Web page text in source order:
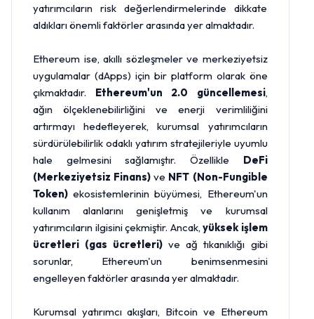
yatırımcıların risk değerlendirmelerinde dikkate
aldıkları önemli faktörler arasında yer almaktadır.
Ethereum ise, akıllı sözleşmeler ve merkeziyetsiz
uygulamalar (dApps) için bir platform olarak öne
çıkmaktadır. Ethereum'un 2.0 güncellemesi,
ağın ölçeklenebilirliğini ve enerji verimliliğini
artırmayı hedefleyerek, kurumsal yatırımcıların
sürdürülebilirlik odaklı yatırım stratejileriyle uyumlu
hale gelmesini sağlamıştır. Özellikle DeFi
(Merkeziyetsiz Finans) ve NFT (Non-Fungible
Token) ekosistemlerinin büyümesi, Ethereum'un
kullanım alanlarını genişletmiş ve kurumsal
yatırımcıların ilgisini çekmiştir. Ancak, yüksek işlem
ücretleri (gas ücretleri) ve ağ tıkanıklığı gibi
sorunlar, Ethereum'un benimsenmesini
engelleyen faktörler arasında yer almaktadır.
Kurumsal yatırımcı akışları, Bitcoin ve Ethereum